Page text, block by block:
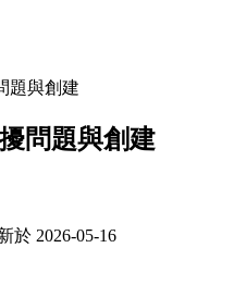
題與創建
問題與創建
於 2026-05-16